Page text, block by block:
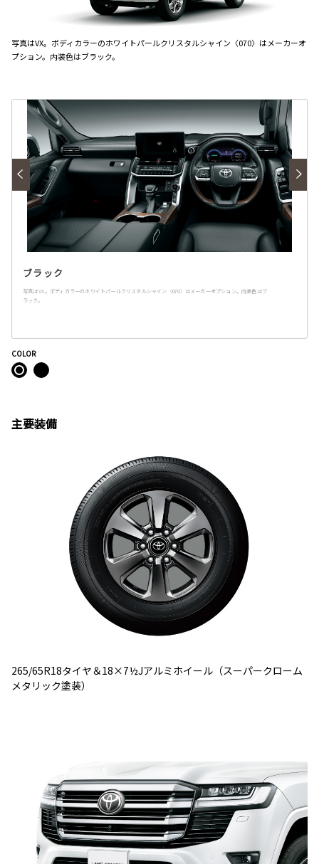
写真はVX。ボディカラーのホワイトパールクリスタルシャイン〈070〉はメーカーオ
プション。内装色はブラック。
ブラック
写真はVX。ボディカラーのホワイトパールクリスタルシャイン〈070〉はメーカーオプション。内装色はブ
ラック。
COLOR
主要装備
265/65R18タイヤ＆18×7½Jアルミホイール（スーパークローム
メタリック塗装）